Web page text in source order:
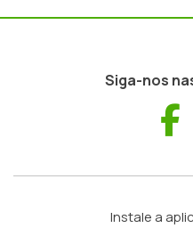
Siga-nos
Instale a